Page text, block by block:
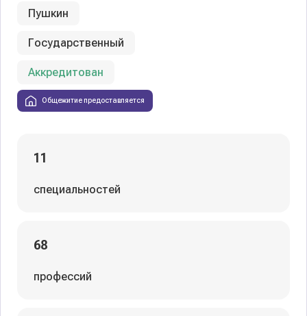
Пушкин
Государственный
Аккредитован
Общежитие предоставляется
11
специальностей
68
профессий